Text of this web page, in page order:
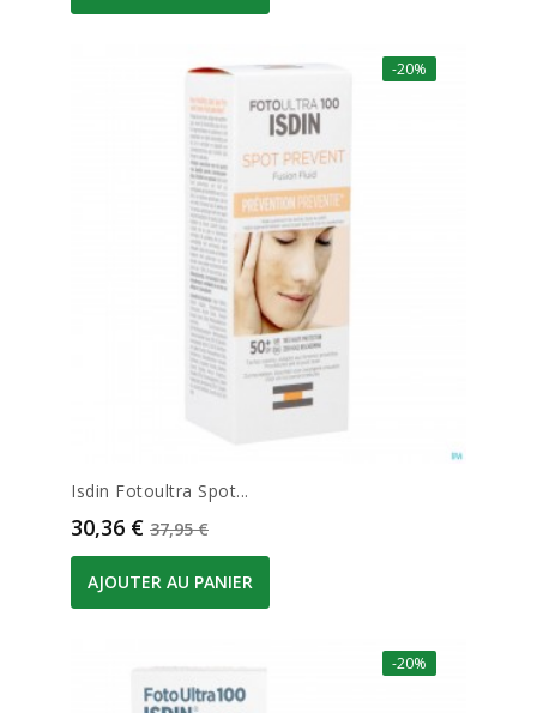
-20%
Isdin Fotoultra Spot...
Prix
30,36 € Prix de base
37,95 €
AJOUTER AU PANIER
-20%